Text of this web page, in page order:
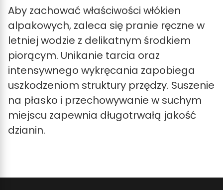
Aby zachować właściwości włókien
alpakowych, zaleca się pranie ręczne w
letniej wodzie z delikatnym środkiem
piorącym. Unikanie tarcia oraz
intensywnego wykręcania zapobiega
uszkodzeniom struktury przędzy. Suszenie
na płasko i przechowywanie w suchym
miejscu zapewnia długotrwałą jakość
dzianin.